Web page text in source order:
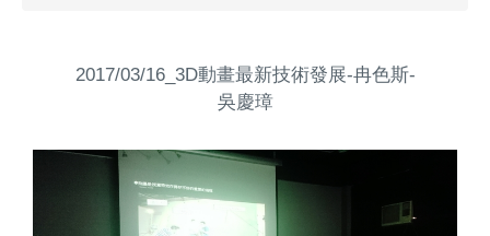
2017/03/16_3D動畫最新技術發展-冉色斯-
吳慶璋